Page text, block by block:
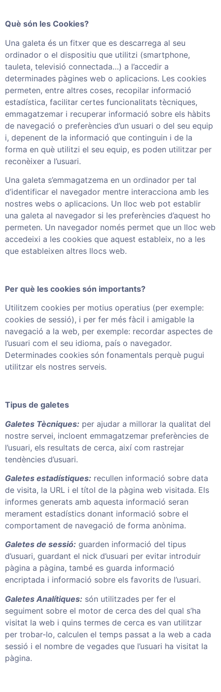
Què són les Cookies?
Una galeta és un fitxer que es descarrega al seu
ordinador o el dispositiu que utilitzi (smartphone,
tauleta, televisió connectada…) a l’accedir a
determinades pàgines web o aplicacions. Les cookies
permeten, entre altres coses, recopilar informació
estadística, facilitar certes funcionalitats tècniques,
emmagatzemar i recuperar informació sobre els hàbits
de navegació o preferències d’un usuari o del seu equip
i, depenent de la informació que continguin i de la
forma en què utilitzi el seu equip, es poden utilitzar per
reconèixer a l’usuari.
Una galeta s’emmagatzema en un ordinador per tal
d’identificar el navegador mentre interacciona amb les
nostres webs o aplicacions. Un lloc web pot establir
una galeta al navegador si les preferències d’aquest ho
permeten. Un navegador només permet que un lloc web
accedeixi a les cookies que aquest estableix, no a les
que estableixen altres llocs web.
Per què les cookies són importants?
Utilitzem cookies per motius operatius (per exemple:
cookies de sessió), i per fer més fàcil i amigable la
navegació a la web, per exemple: recordar aspectes de
l’usuari com el seu idioma, país o navegador.
Determinades cookies són fonamentals perquè pugui
utilitzar els nostres serveis.
Tipus de galetes
Galetes Tècniques: per ajudar a millorar la qualitat del
nostre servei, incloent emmagatzemar preferències de
l’usuari, els resultats de cerca, així com rastrejar
tendències d’usuari.
Galetes estadístiques: recullen informació sobre data
de visita, la URL i el títol de la pàgina web visitada. Els
informes generats amb aquesta informació seran
merament estadístics donant informació sobre el
comportament de navegació de forma anònima.
Galetes de sessió: guarden informació del tipus
d’usuari, guardant el nick d’usuari per evitar introduir
pàgina a pàgina, també es guarda informació
encriptada i informació sobre els favorits de l’usuari.
Galetes Analítiques: són utilitzades per fer el
seguiment sobre el motor de cerca des del qual s’ha
visitat la web i quins termes de cerca es van utilitzar
per trobar-lo, calculen el temps passat a la web a cada
sessió i el nombre de vegades que l’usuari ha visitat la
pàgina.